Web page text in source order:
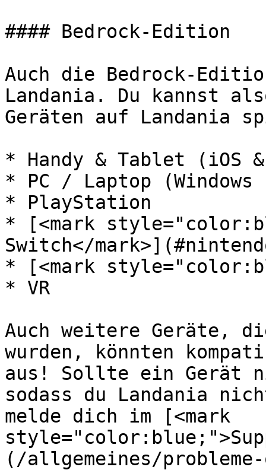
#### Bedrock-Edition
Auch die Bedrock-
Landania. Du kannst
Geräten auf Landania
* Handy & Tablet (iOS
* PC / Laptop
* PlayStation
* [<mark
Switch</
* [<mark
* VR
Auch weitere Geräte,
wurden, könnten
aus! Sollte ein Gerät
sodass du Landania
melde dich im [<mark
(/allgemeines/